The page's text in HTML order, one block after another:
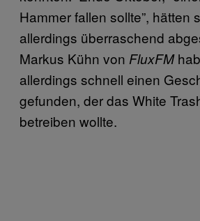
Hammer fallen sollte”, hätten
allerdings überraschend
Markus Kühn von FluxFM
allerdings schnell einen
gefunden, der das White
betreiben wollte.